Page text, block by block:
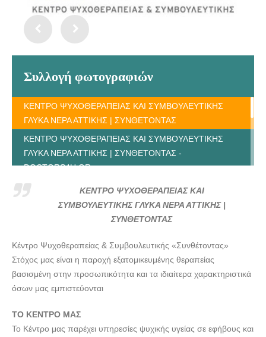
Συλλογή φωτογραφιών
ΚΕΝΤΡΟ ΨΥΧΟΘΕΡΑΠΕΙΑΣ ΚΑΙ ΣΥΜΒΟΥΛΕΥΤΙΚΗΣ
ΓΛΥΚΑ ΝΕΡΑ ΑΤΤΙΚΗΣ | ΣΥΝΘΕΤΟΝΤΑΣ
ΚΕΝΤΡΟ ΨΥΧΟΘΕΡΑΠΕΙΑΣ ΚΑΙ ΣΥΜΒΟΥΛΕΥΤΙΚΗΣ
ΓΛΥΚΑ ΝΕΡΑ ΑΤΤΙΚΗΣ | ΣΥΝΘΕΤΟΝΤΑΣ -
DOCTORS4U.GR
ΚΕΝΤΡΟ ΨΥΧΟΘΕΡΑΠΕΙΑΣ ΚΑΙ ΣΥΜΒΟΥΛΕΥΤΙΚΗΣ
ΓΛΥΚΑ ΝΕΡΑ ΑΤΤΙΚΗΣ | ΣΥΝΘΕΤΟΝΤΑΣ -
ΓΛΥΚΑ ΝΕΡΑ ΑΤΤΙΚΗΣ | ΣΥΝΘΕΤΟΝΤΑΣ -
DOCTORS4U.GR
ΚΕΝΤΡΟ ΨΥΧΟΘΕΡΑΠΕΙΑΣ ΚΑΙ ΣΥΜΒΟΥΛΕΥΤΙΚΗΣ
ΓΛΥΚΑ ΝΕΡΑ ΑΤΤΙΚΗΣ | ΣΥΝΘΕΤΟΝΤΑΣ -
ΚΕΝΤΡΟ ΨΥΧΟΘΕΡΑΠΕΙΑΣ ΚΑΙ
ΣΥΜΒΟΥΛΕΥΤΙΚΗΣ ΓΛΥΚΑ ΝΕΡΑ ΑΤΤΙΚΗΣ |
ΣΥΝΘΕΤΟΝΤΑΣ
Κέντρο Ψυχοθεραπείας & Συμβουλευτικής «Συνθέτοντας»
Στόχος μας είναι η παροχή εξατομικευμένης θεραπείας
βασισμένη στην προσωπικότητα και τα ιδιαίτερα χαρακτηριστικά
όσων μας εμπιστεύονται
ΤΟ ΚΕΝΤΡΟ ΜΑΣ
Το Κέντρο μας παρέχει υπηρεσίες ψυχικής υγείας σε εφήβους και